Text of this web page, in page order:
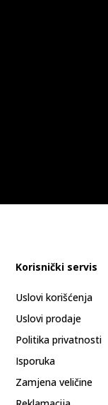
Korisnički servis
Uslovi korišćenja
Uslovi prodaje
Politika privatnosti
Isporuka
Zamjena veličine